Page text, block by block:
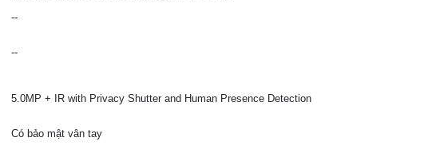
--
--
5.0MP + IR with Privacy Shutter and Human Presence Detection
Có bảo mật vân tay